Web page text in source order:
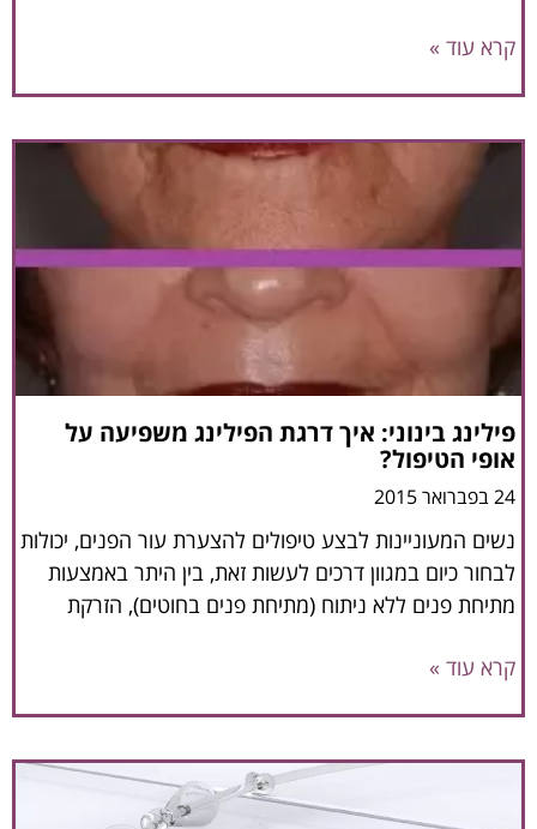
קרא עוד »
פילינג בינוני: איך דרגת הפילינג משפיעה על
אופי הטיפול?
24 בפברואר 2015
נשים המעוניינות לבצע טיפולים להצערת עור הפנים, יכולות
לבחור כיום במגוון דרכים לעשות זאת, בין היתר באמצעות
מתיחת פנים ללא ניתוח (מתיחת פנים בחוטים), הזרקת
קרא עוד »